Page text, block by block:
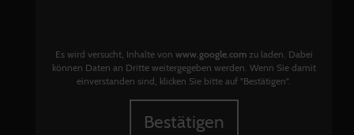
Es wird versucht, Inhalte von www.google.comzu laden. Dabei
können Daten an Dritte weitergegeben werden. Wenn Sie damit
einverstanden sind, klicken Sie bitte auf "Bestätigen".
Bestätigen